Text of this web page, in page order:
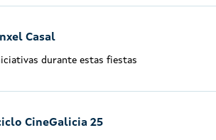
Casal
durante estas fiestas
CineGalicia 25